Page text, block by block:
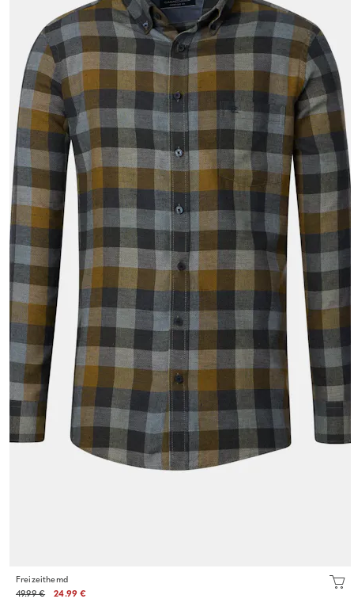
Freizeithemd
49.99 €
24.99 €